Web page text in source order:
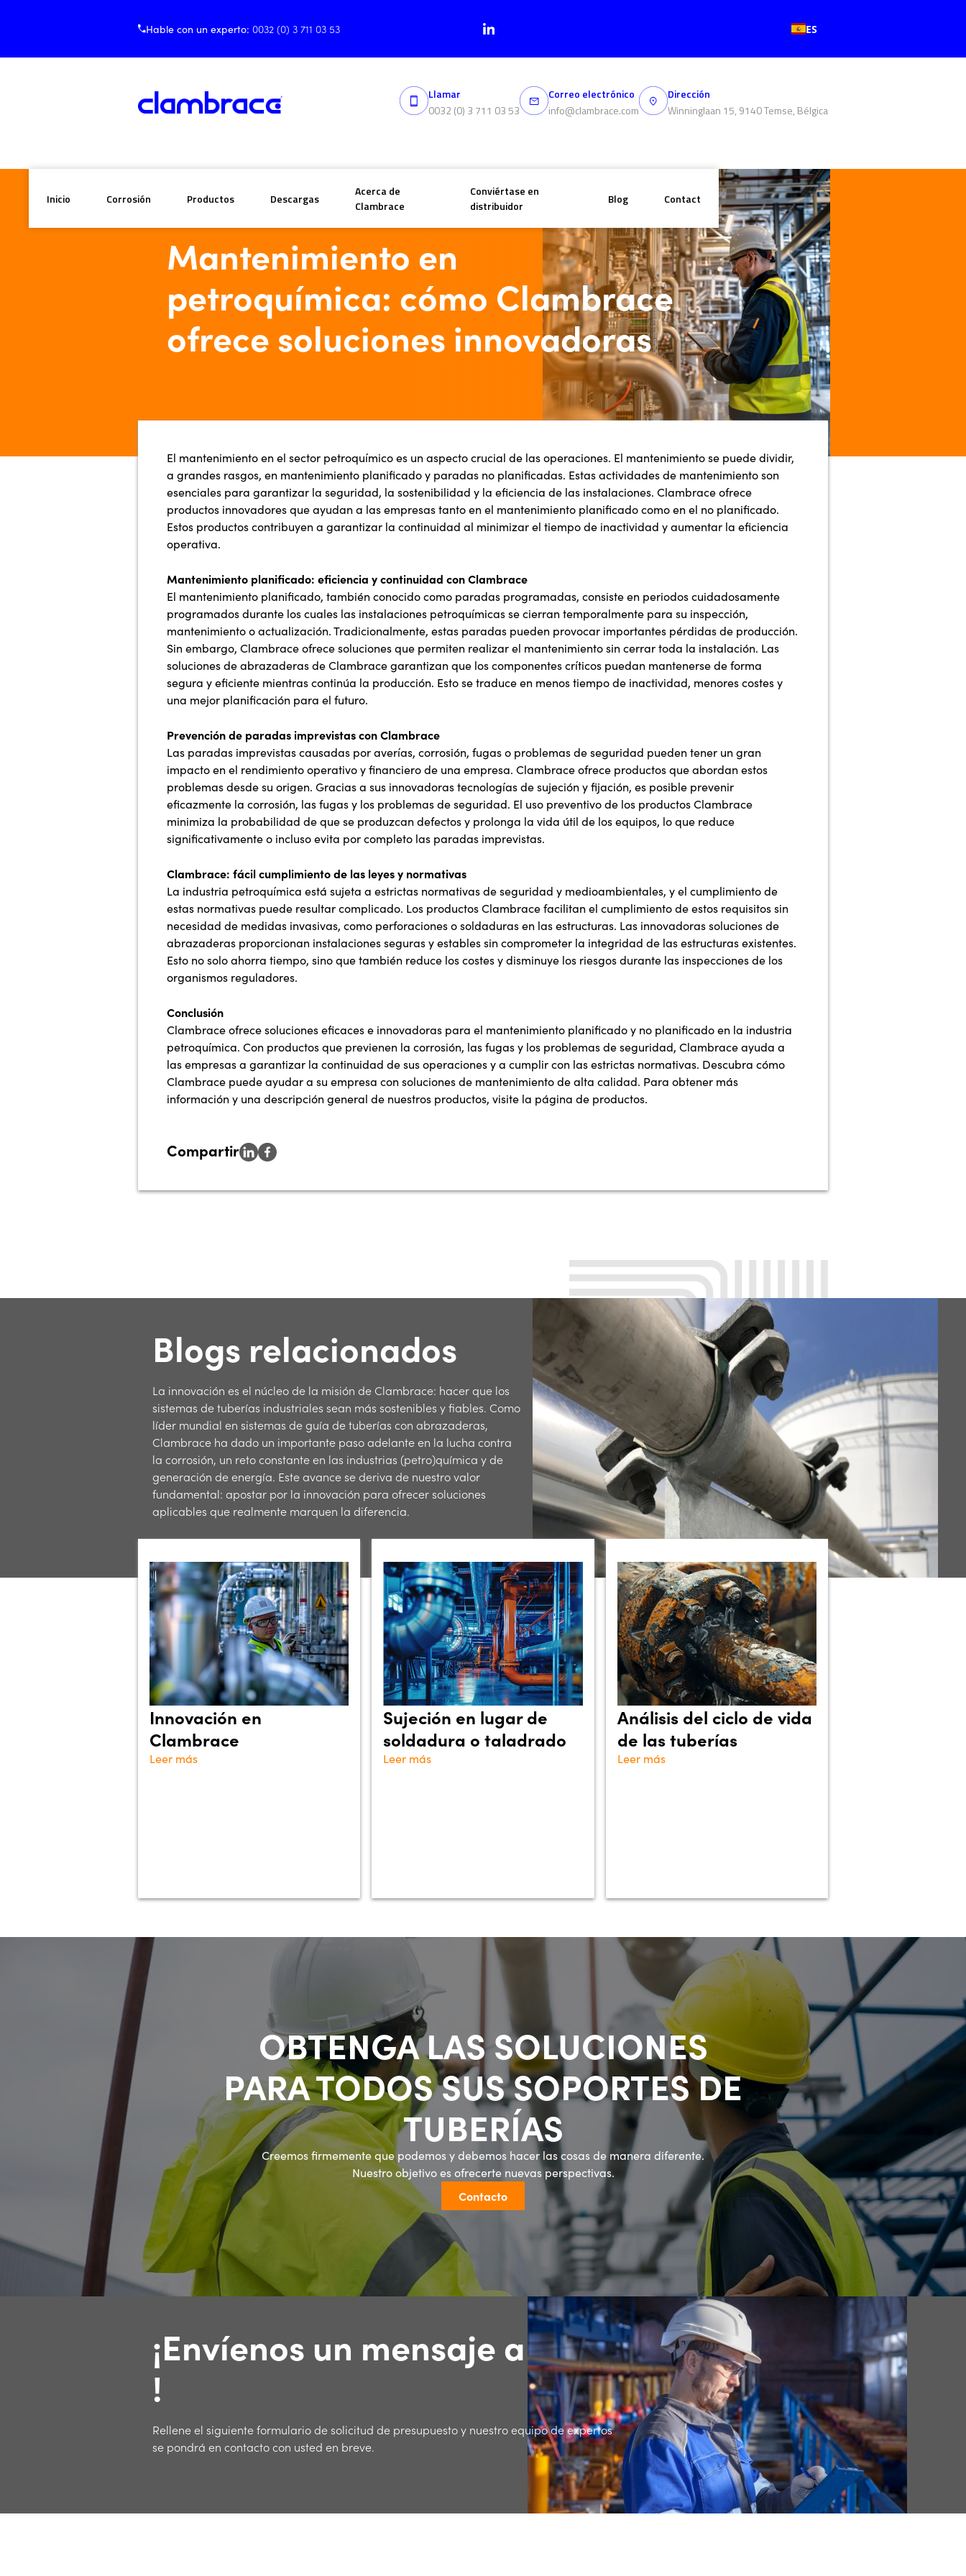
Hable con un experto:0032 (0) 3 711 03 53 ES
Llamar
0032 (0) 3 711 03 53
Correo electrónico
info@clambrace.com
Dirección
Winninglaan 15, 9140 Temse, Bélgica
Inicio Corrosión Productos Descargas
Acerca de
Clambrace
Conviértase en
distribuidor
Blog Contact
Inicio Blogs / Mantenimiento en petroquímica: cómo Clambrace ofrece soluciones innovadoras
Mantenimiento en
petroquímica: cómo Clambrace
ofrece soluciones innovadoras
El mantenimiento en el sector petroquímico es un aspecto crucial de las operaciones. El mantenimiento se puede dividir,
a grandes rasgos, en mantenimiento planificado y paradas no planificadas. Estas actividades de mantenimiento son
esenciales para garantizar la seguridad, la sostenibilidad y la eficiencia de las instalaciones. Clambrace ofrece
productos innovadores que ayudan a las empresas tanto en el mantenimiento planificado como en el no planificado.
Estos productos contribuyen a garantizar la continuidad al minimizar el tiempo de inactividad y aumentar la eficiencia
operativa.
Mantenimiento planificado: eficiencia y continuidad con Clambrace
El mantenimiento planificado, también conocido como paradas programadas, consiste en periodos cuidadosamente
programados durante los cuales las instalaciones petroquímicas se cierran temporalmente para su inspección,
mantenimiento o actualización. Tradicionalmente, estas paradas pueden provocar importantes pérdidas de producción.
Sin embargo, Clambrace ofrece soluciones que permiten realizar el mantenimiento sin cerrar toda la instalación. Las
soluciones de abrazaderas de Clambrace garantizan que los componentes críticos puedan mantenerse de forma
segura y eficiente mientras continúa la producción. Esto se traduce en menos tiempo de inactividad, menores costes y
una mejor planificación para el futuro.
Prevención de paradas imprevistas con Clambrace
Las paradas imprevistas causadas por averías, corrosión, fugas o problemas de seguridad pueden tener un gran
impacto en el rendimiento operativo y financiero de una empresa. Clambrace ofrece productos que abordan estos
problemas desde su origen. Gracias a sus innovadoras tecnologías de sujeción y fijación, es posible prevenir
eficazmente la corrosión, las fugas y los problemas de seguridad. El uso preventivo de los productos Clambrace
minimiza la probabilidad de que se produzcan defectos y prolonga la vida útil de los equipos, lo que reduce
significativamente o incluso evita por completo las paradas imprevistas.
Clambrace: fácil cumplimiento de las leyes y normativas
La industria petroquímica está sujeta a estrictas normativas de seguridad y medioambientales, y el cumplimiento de
estas normativas puede resultar complicado. Los productos Clambrace facilitan el cumplimiento de estos requisitos sin
necesidad de medidas invasivas, como perforaciones o soldaduras en las estructuras. Las innovadoras soluciones de
abrazaderas proporcionan instalaciones seguras y estables sin comprometer la integridad de las estructuras existentes.
Esto no solo ahorra tiempo, sino que también reduce los costes y disminuye los riesgos durante las inspecciones de los
organismos reguladores.
Conclusión
Clambrace ofrece soluciones eficaces e innovadoras para el mantenimiento planificado y no planificado en la industria
petroquímica. Con productos que previenen la corrosión, las fugas y los problemas de seguridad, Clambrace ayuda a
las empresas a garantizar la continuidad de sus operaciones y a cumplir con las estrictas normativas. Descubra cómo
Clambrace puede ayudar a su empresa con soluciones de mantenimiento de alta calidad. Para obtener más
información y una descripción general de nuestros productos, visite la página de productos.
Compartir
Blogs relacionados
La innovación es el núcleo de la misión de Clambrace: hacer que los
sistemas de tuberías industriales sean más sostenibles y fiables. Como
líder mundial en sistemas de guía de tuberías con abrazaderas,
Clambrace ha dado un importante paso adelante en la lucha contra
la corrosión, un reto constante en las industrias (petro)química y de
generación de energía. Este avance se deriva de nuestro valor
fundamental: apostar por la innovación para ofrecer soluciones
aplicables que realmente marquen la diferencia.
Innovación en
Clambrace
Leer más
Sujeción en lugar de
soldadura o taladrado
Leer más
Análisis del ciclo de vida
de las tuberías
Leer más
OBTENGA LAS SOLUCIONES
PARA TODOS SUS SOPORTES DE
TUBERÍAS
Creemos firmemente que podemos y debemos hacer las cosas de manera diferente.
Nuestro objetivo es ofrecerte nuevas perspectivas.
Contacto
¡Envíenos un mensaje a
!
Rellene el siguiente formulario de solicitud de presupuesto y nuestro equipo de expertos
se pondrá en contacto con usted en breve.